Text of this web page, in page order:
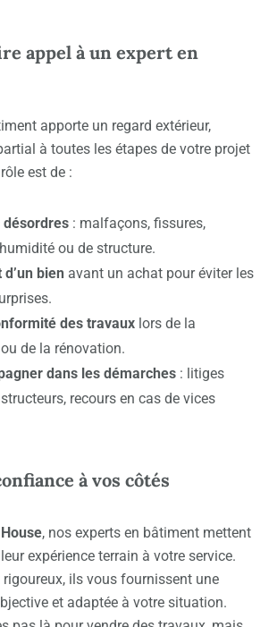
appel à un expert en
apporte un regard extérieur,
à toutes les étapes de votre projet
est de :
: malfaçons, fissures,
ou de structure.
d’un bien avant un achat pour éviter les
des travaux lors de la
de la rénovation.
dans les démarches : litiges
recours en cas de vices
à vos côtés
, nos experts en bâtiment mettent
expérience terrain à votre service.
ils vous fournissent une
et adaptée à votre situation.